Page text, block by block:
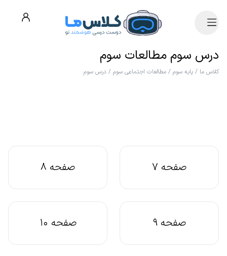
درس سوم مطالعات سوم
کلاس ما / پایه سوم / مطالعات اجتماعی سوم / درس سوم
صفحه 7 صفحه 8
صفحه 9 صفحه 10